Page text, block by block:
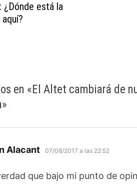
¿Dónde está la
en «El Altet cambiará de
»
Alacant dice:
07/08/2017 a las 22:52
que bajo mi punto de